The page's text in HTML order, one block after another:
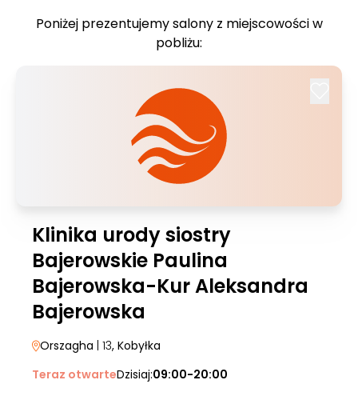
Poniżej prezentujemy salony z miejscowości w
pobliżu:
Klinika urody siostry
Bajerowskie Paulina
Bajerowska-Kur Aleksandra
Bajerowska
Orszagha | 13, Kobyłka
Teraz otwarteDzisiaj:09:00-20:00